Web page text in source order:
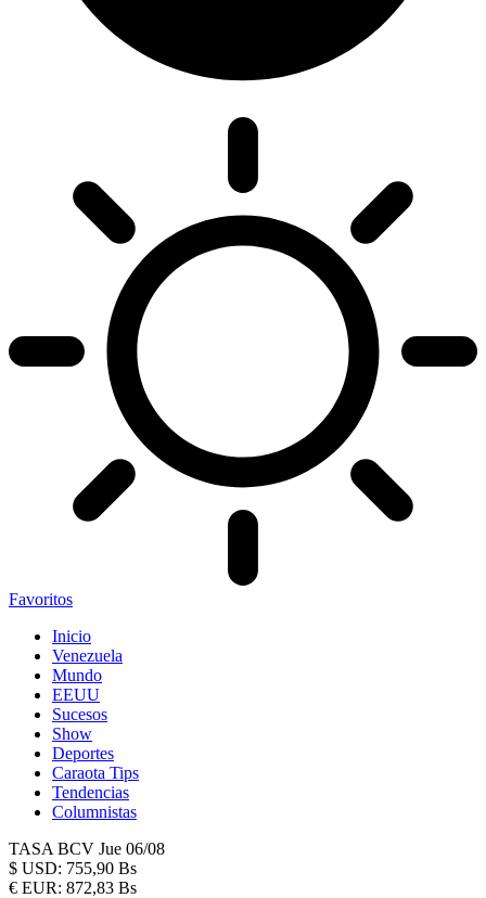
Favoritos
Inicio
Venezuela
Mundo
EEUU
Sucesos
Show
Deportes
Caraota Tips
Tendencias
Columnistas
TASA BCV Jue 06/08
$ USD: 755,90 Bs
€ EUR: 872,83 Bs